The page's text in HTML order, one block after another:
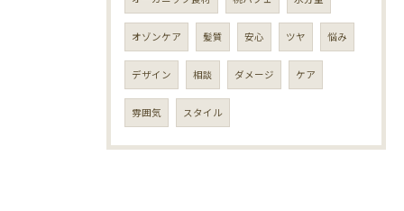
オゾンケア 髪質 安心 ツヤ 悩み
デザイン 相談 ダメージ ケア
雰囲気 スタイル